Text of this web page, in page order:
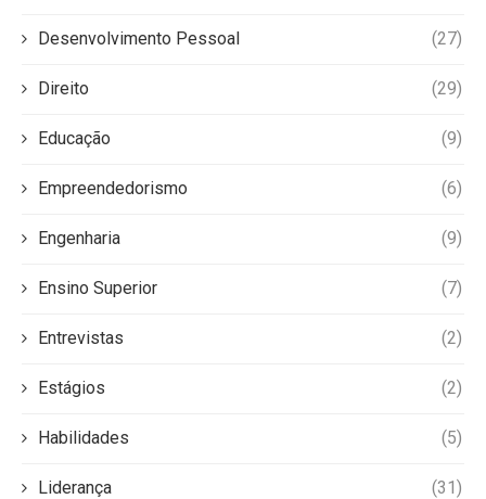
Desenvolvimento Pessoal (27)
Direito (29)
Educação (9)
Empreendedorismo (6)
Engenharia (9)
Ensino Superior (7)
Entrevistas (2)
Estágios (2)
Habilidades (5)
Liderança (31)